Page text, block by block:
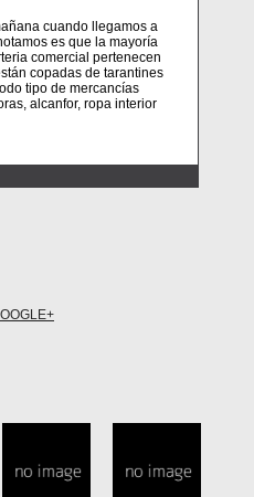
cuando llegamos a
es que la mayoría
comercial pertenecen
copadas de tarantines
tipo de mercancías
alcanfor, ropa interior